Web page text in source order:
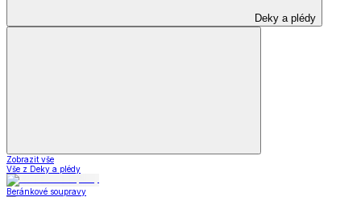
Deky a plédy
Zobrazit vše
Vše z Deky a plédy
Beránkové soupravy